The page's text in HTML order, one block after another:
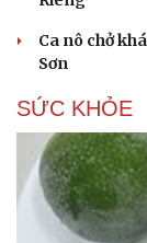
check-in
Ca nô chở
Sơn
SỨC KHỎE